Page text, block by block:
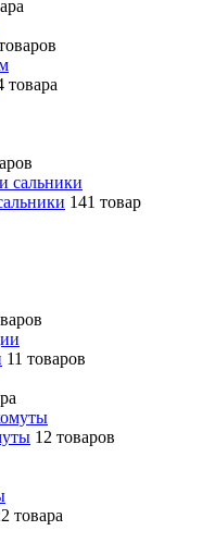
товара
141 товар
11 товаров
12 товаров
товара